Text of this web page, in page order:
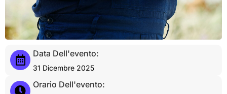
Data Dell'evento:
31 Dicembre 2025
Orario Dell'evento: